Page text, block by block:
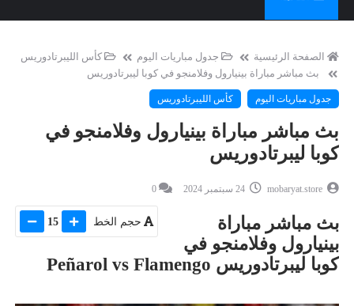
الصفحة الرئيسية جدول مباريات اليوم
كأس الليبرتادوريس
بث مباشر مباراة بينيارول وفلامنجو في كوبا ليبرتادوريس
جدول مباريات اليوم كأس الليبرتادوريس
بث مباشر مباراة بينيارول وفلامنجو في
كوبا ليبرتادوريس
mobaryat.store
0
حجم الخط 15
بث مباشر مباراة
بينيارول وفلامنجو في
كوبا ليبرتادوريس Peñarol vs Flamengo